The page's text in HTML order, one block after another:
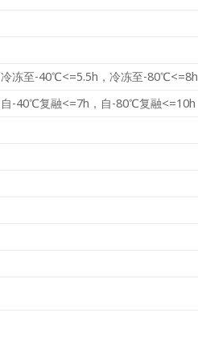
冷冻至-40℃<=5.5h，冷冻至-80℃<=8h
自-40℃复融<=7h，自-80℃复融<=10h